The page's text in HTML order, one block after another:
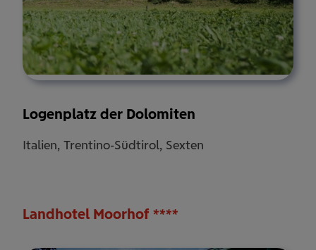
Logenplatz der Dolomiten
Italien, Trentino-Südtirol, Sexten
Landhotel Moorhof ****